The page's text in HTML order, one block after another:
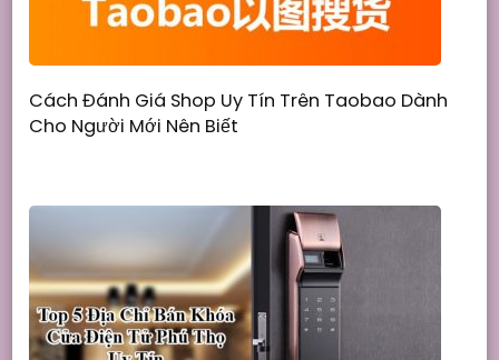
Cách Đánh Giá Shop Uy Tín Trên Taobao Dành
Cho Người Mới Nên Biết